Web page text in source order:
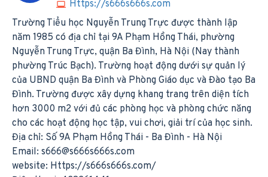
Https://s666s666s.com
Trường Tiểu học Nguyễn Trung Trực được thành lập
năm 1985 có địa chỉ tại 9A Phạm Hồng Thái, phường
Nguyễn Trung Trực, quận Ba Đình, Hà Nội (Nay thành
phường Trúc Bạch). Trường hoạt động dưới sự quản lý
của UBND quận Ba Đình và Phòng Giáo dục và Đào tạo Ba
Đình. Trường được xây dựng khang trang trên diện tích
hơn 3000 m2 với đủ các phòng học và phòng chức năng
cho các hoạt động học tập, vui chơi, giải trí của học sinh.
Địa chỉ: Số 9A Phạm Hồng Thái - Ba Đình - Hà Nội
Email: s666@s666s666s.com
website: Https://s666s666s.com/